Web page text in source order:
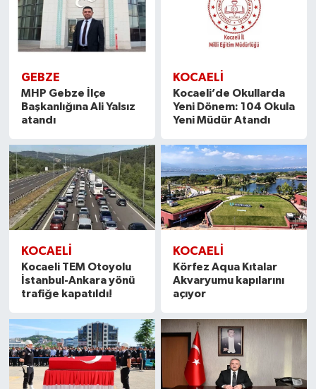
GEBZE
MHP Gebze İlçe
Başkanlığına Ali Yalsız
atandı
KOCAELİ
Kocaeli’de Okullarda
Yeni Dönem: 104 Okula
Yeni Müdür Atandı
KOCAELİ
Kocaeli TEM Otoyolu
İstanbul-Ankara yönü
trafiğe kapatıldı!
KOCAELİ
Körfez Aqua Kıtalar
Akvaryumu kapılarını
açıyor